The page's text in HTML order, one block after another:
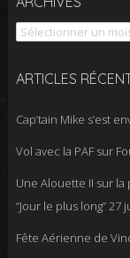
ARTICLES
Cap’tain Mike s’est
Vol avec la PAF sur
Une Alouette II sur
“Jour le plus long”27
Fête Aérienne de